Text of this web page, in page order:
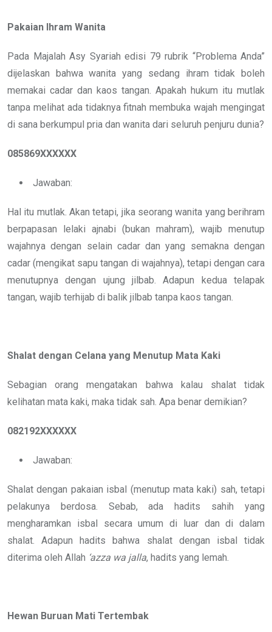
Pakaian Ihram Wanita
Pada Majalah Asy Syariah edisi 79 rubrik “Problema Anda”
dijelaskan bahwa wanita yang sedang ihram tidak boleh
memakai cadar dan kaos tangan. Apakah hukum itu mutlak
tanpa melihat ada tidaknya fitnah membuka wajah mengingat
di sana berkumpul pria dan wanita dari seluruh penjuru dunia?
085869XXXXXX
Jawaban:
Hal itu mutlak. Akan tetapi, jika seorang wanita yang berihram
berpapasan lelaki ajnabi (bukan mahram), wajib menutup
wajahnya dengan selain cadar dan yang semakna dengan
cadar (mengikat sapu tangan di wajahnya), tetapi dengan cara
menutupnya dengan ujung jilbab. Adapun kedua telapak
tangan, wajib terhijab di balik jilbab tanpa kaos tangan.
Shalat dengan Celana yang Menutup Mata Kaki
Sebagian orang mengatakan bahwa kalau shalat tidak
kelihatan mata kaki, maka tidak sah. Apa benar demikian?
082192XXXXXX
Jawaban:
Shalat dengan pakaian isbal (menutup mata kaki) sah, tetapi
pelakunya berdosa. Sebab, ada hadits sahih yang
mengharamkan isbal secara umum di luar dan di dalam
shalat. Adapun hadits bahwa shalat dengan isbal tidak
diterima oleh Allah ‘azza wa jalla, hadits yang lemah.
Hewan Buruan Mati Tertembak